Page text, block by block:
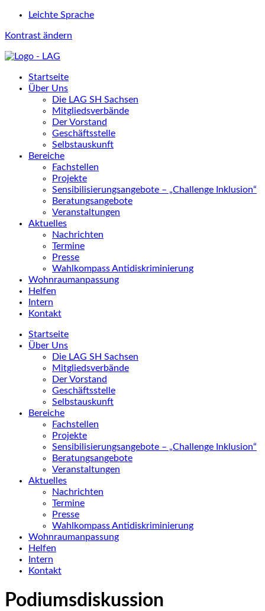
Leichte Sprache
Kontrast ändern
Startseite
Über Uns
Die LAG SH Sachsen
Mitgliedsverbände
Der Vorstand
Geschäftsstelle
Selbstauskunft
Bereiche
Fachstellen
Projekte
Sensibilisierungsangebote – „Challenge Inklusion“
Beratungsangebote
Veranstaltungen
Aktuelles
Nachrichten
Termine
Presse
Wahlkompass Antidiskriminierung
Wohnraumanpassung
Helfen
Intern
Kontakt
Startseite
Über Uns
Die LAG SH Sachsen
Mitgliedsverbände
Der Vorstand
Geschäftsstelle
Selbstauskunft
Bereiche
Fachstellen
Projekte
Sensibilisierungsangebote – „Challenge Inklusion“
Beratungsangebote
Veranstaltungen
Aktuelles
Nachrichten
Termine
Presse
Wahlkompass Antidiskriminierung
Wohnraumanpassung
Helfen
Intern
Kontakt
Podiumsdiskussion